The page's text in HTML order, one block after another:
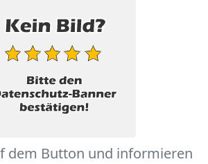
dem Button und informieren